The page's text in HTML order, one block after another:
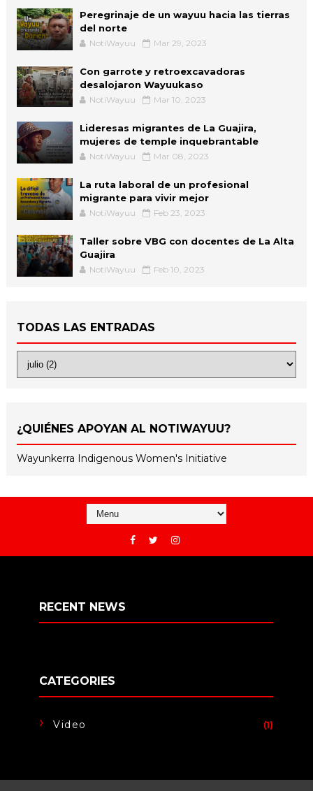
Peregrinaje de un wayuu hacia las tierras
del norte
NotiWayuu Mar 29, 2023
Con garrote y retroexcavadoras
desalojaron Wayuukaso
NotiWayuu Mar 10, 2023
Lideresas migrantes de La Guajira,
mujeres de temple inquebrantable
NotiWayuu Mar 08, 2023
La ruta laboral de un profesional
migrante para vivir mejor
NotiWayuu Feb 23, 2023
Taller sobre VBG con docentes de La Alta
Guajira
NotiWayuu Feb 10, 2023
TODAS LAS ENTRADAS
¿QUIÉNES APOYAN AL NOTIWAYUU?
Wayunkerra Indigenous Women's Initiative
RECENT NEWS
CATEGORIES
Video (1)